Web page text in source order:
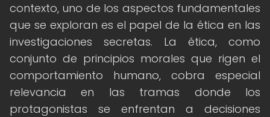
contexto, uno de los aspectos fundamentales
que se exploran es el papel de la ética en las
investigaciones secretas. La ética, como
conjunto de principios morales que rigen el
comportamiento humano, cobra especial
relevancia en las tramas donde los
protagonistas se enfrentan a decisiones